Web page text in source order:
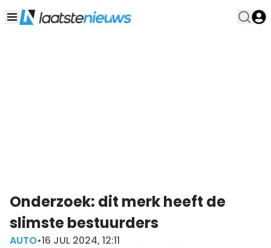
Onderzoek: dit merk heeft de
slimste bestuurders
AUTO•16 JUL 2024, 12:11